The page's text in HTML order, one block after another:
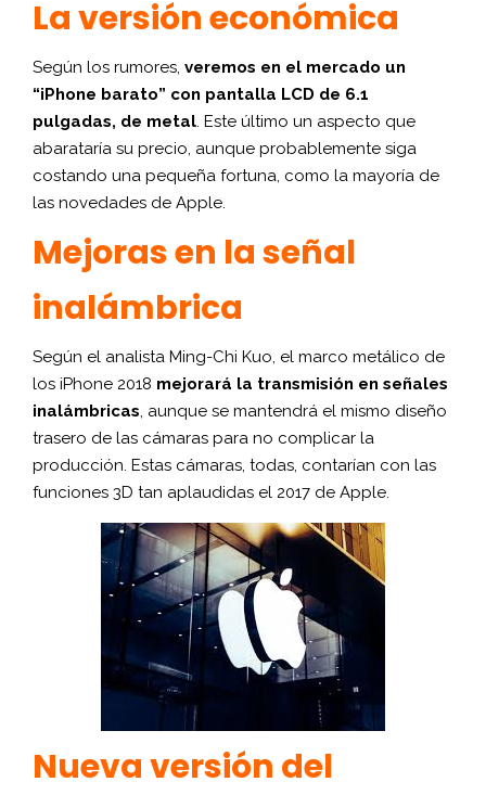
La versión económica
Según los rumores, veremos en el mercado un
“iPhone barato” con pantalla LCD de 6.1
pulgadas, de metal. Este último un aspecto que
abarataría su precio, aunque probablemente siga
costando una pequeña fortuna, como la mayoría de
las novedades de Apple.
Mejoras en la señal
inalámbrica
Según el analista Ming-Chi Kuo, el marco metálico de
los iPhone 2018 mejorará la transmisión en señales
inalámbricas, aunque se mantendrá el mismo diseño
trasero de las cámaras para no complicar la
producción. Estas cámaras, todas, contarían con las
funciones 3D tan aplaudidas el 2017 de Apple.
Nueva versión del